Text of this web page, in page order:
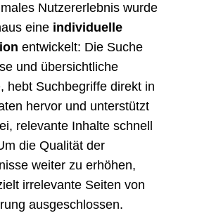
Nutzererlebnis wurde
eineindividuelle
entwickelt: Die Suche
und übersichtliche
hebt Suchbegriffe direkt in
hervor und unterstützt
relevante Inhalte schnell
die Qualität der
weiter zu erhöhen,
irrelevante Seiten von
ausgeschlossen.